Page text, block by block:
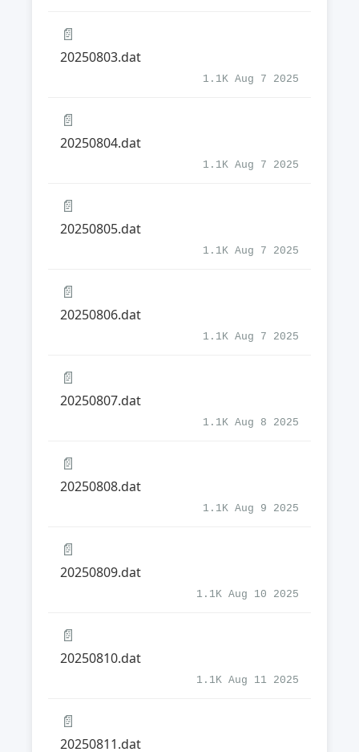
📄
20250803.dat
1.1K Aug 7 2025
📄
20250804.dat
1.1K Aug 7 2025
📄
20250805.dat
1.1K Aug 7 2025
📄
20250806.dat
1.1K Aug 7 2025
📄
20250807.dat
1.1K Aug 8 2025
📄
20250808.dat
1.1K Aug 9 2025
📄
20250809.dat
1.1K Aug 10 2025
📄
20250810.dat
1.1K Aug 11 2025
📄
20250811.dat